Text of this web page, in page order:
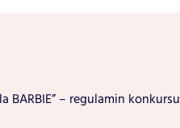
BARBIE” – regulamin konkursu